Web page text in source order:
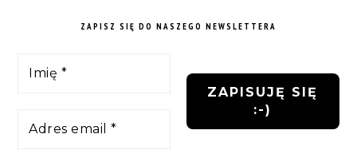
ZAPISZ SIĘ DO NASZEGO NEWSLETTERA